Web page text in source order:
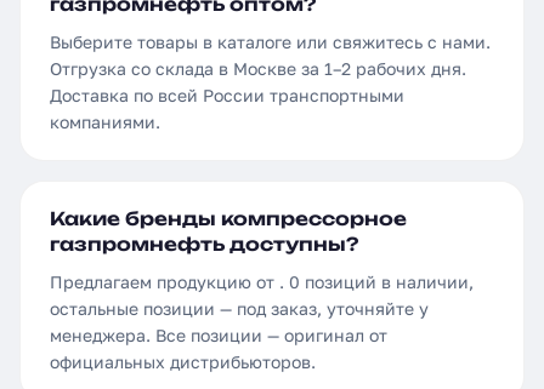
Выберите товары в каталоге или свяжитесь с нами.
Отгрузка со склада в Москве за 1–2 рабочих дня.
Доставка по всей России транспортными
компаниями.
Какие бренды компрессорное
газпромнефть доступны?
Предлагаем продукцию от . 0 позиций в наличии,
остальные позиции — под заказ, уточняйте у
менеджера. Все позиции — оригинал от
официальных дистрибьюторов.